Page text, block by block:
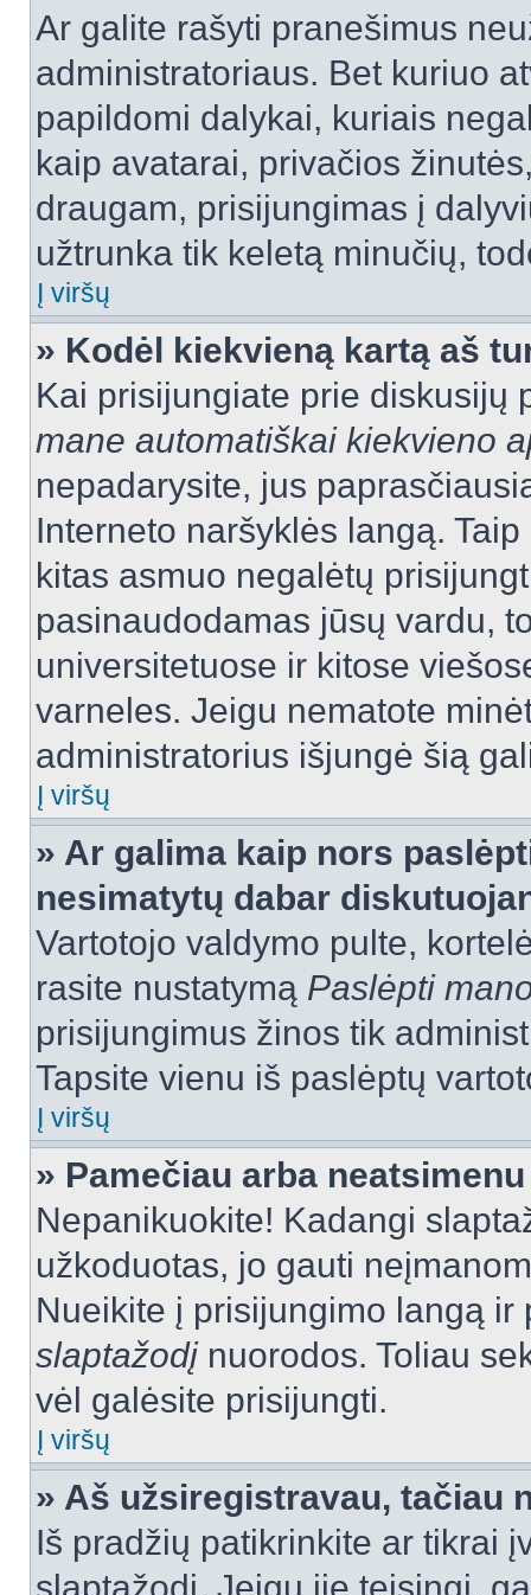
Ar galite rašyti pranešimus
administratoriaus. Bet kuriuo
papildomi dalykai, kuriais
kaip avatarai, privačios
draugam, prisijungimas į
užtrunka tik keletą minučių,
Į viršų
» Kodėl kiekvieną kartą aš
Kai prisijungiate prie diskusijų
mane automatiškai kiekvieno
nepadarysite, jus
Interneto naršyklės langą.
kitas asmuo negalėtų
pasinaudodamas jūsų vardu,
universitetuose ir kitose
varneles. Jeigu nematote
administratorius išjungė šią
Į viršų
» Ar galima kaip nors
nesimatytų dabar
Vartotojo valdymo pulte,
rasite nustatymą Paslėpti
prisijungimus žinos tik
Tapsite vienu iš paslėptų
Į viršų
» Pamečiau arba
Nepanikuokite! Kadangi
užkoduotas, jo gauti
Nueikite į prisijungimo langą
slaptažodįnuorodos. Toliau
vėl galėsite prisijungti.
Į viršų
» Aš užsiregistravau, tačiau
Iš pradžių patikrinkite ar tikrai